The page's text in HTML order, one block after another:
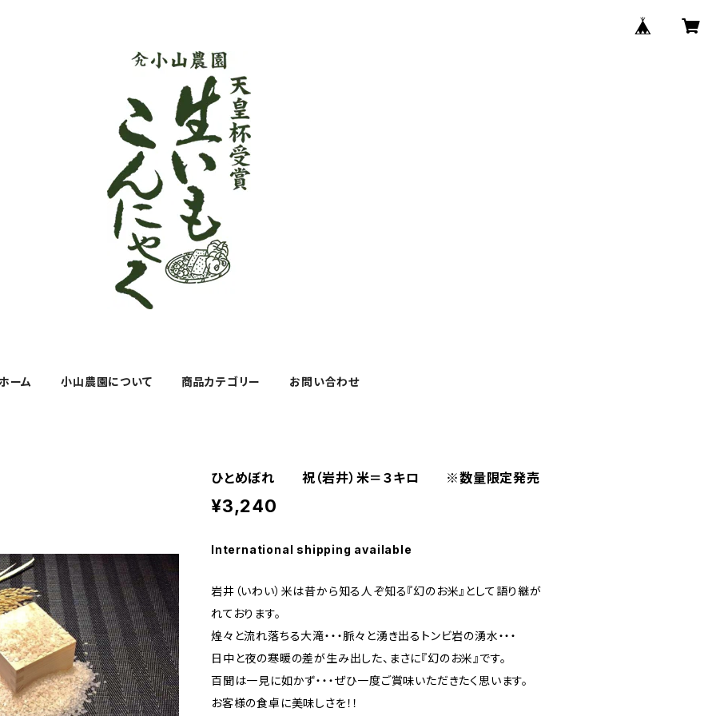
ーム 小山農園について 商品カテゴリー お問い合わせ
ひとめぼれ 祝（岩井）米＝３キロ ※数量限定発売
¥3,240
International shipping available
岩井（いわい）米は昔から知る人ぞ知る『幻のお米』として語り継が
れております。
煌々と流れ落ちる大滝・・・脈々と湧き出るトンビ岩の湧水・・・
日中と夜の寒暖の差が生み出した、まさに『幻のお米』です。
百聞は一見に如かず・・・ぜひ一度ご賞味いただきたく思います。
お客様の食卓に美味しさを！！